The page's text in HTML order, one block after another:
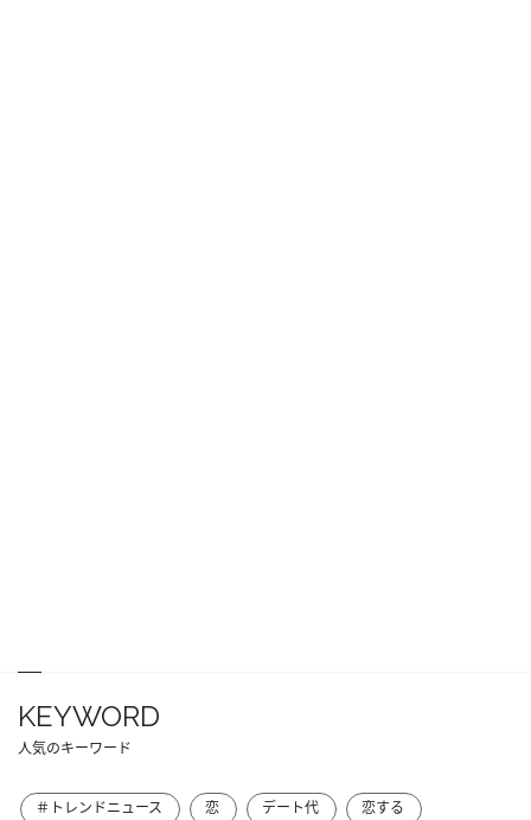
KEYWORD
人気のキーワード
＃トレンドニュース 恋 デート代
恋する